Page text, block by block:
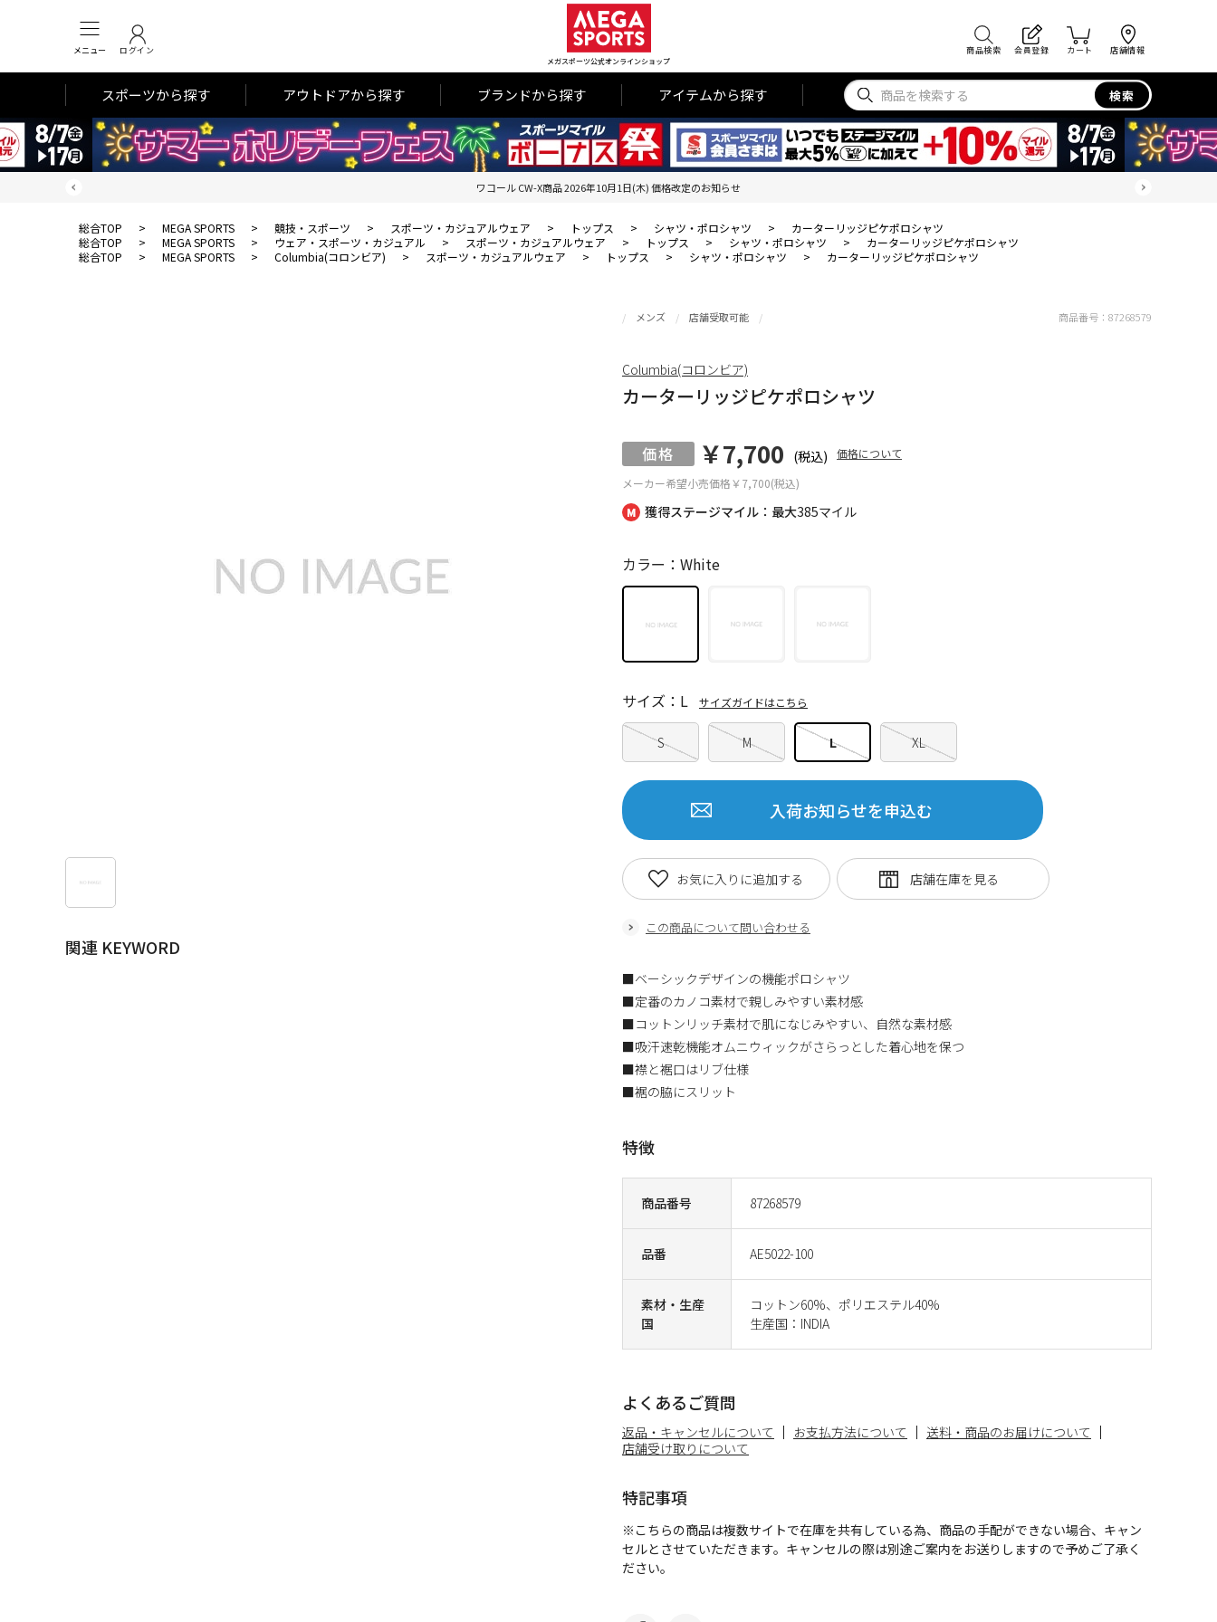
メニュー ログイン
メガスポーツ公式オンラインショップ
商品検索 会員登録 カート 店舗情報
スポーツから探す アウトドアから探す ブランドから探す アイテムから探す 検索
ワコール CW-X商品 2026年10月1日(木) 価格改定のお知らせ
総合TOP > MEGA SPORTS > 競技・スポーツ > スポーツ・カジュアルウェア > トップス > シャツ・ポロシャツ >
カーターリッジピケポロシャツ
総合TOP
> MEGA SPORTS > ウェア・スポーツ・カジュアル > スポーツ・カジュアルウェア > トップス > シャツ・ポロシャツ >
カーターリッジピケポロシャツ
総合TOP
> MEGA SPORTS > Columbia(コロンビア) > スポーツ・カジュアルウェア > トップス > シャツ・ポロシャツ > カーターリッジピケポロシャツ
関連 KEYWORD
獲得ステージマイル：最大385マイル
メンズ 店舗受取可能
カーターリッジピケポロシャツ
メーカー希望小売価格￥7,700(税込)
￥7,700 (税込) 価格について
商品番号 87268579
品番 AE5022-100
素材・生産
国
コットン60%、ポリエステル40%
生産国：INDIA
カラー：White
S M L XL
サイズ：L サイズガイドはこちら
入荷お知らせを申込む
この商品について問い合わせる
お気に入りに追加する
商品番号： 87268579
Columbia(コロンビア)
■ベーシックデザインの機能ポロシャツ
■定番のカノコ素材で親しみやすい素材感
■コットンリッチ素材で肌になじみやすい、自然な素材感
■吸汗速乾機能オムニウィックがさらっとした着心地を保つ
■襟と裾口はリブ仕様
■裾の脇にスリット
特徴
よくあるご質問
返品・キャンセルについて お支払方法について
送料・商品のお届けについて
店舗受け取りについて
特記事項
※こちらの商品は複数サイトで在庫を共有している為、商品の手配ができない場合、キャン
セルとさせていただきます。キャンセルの際は別途ご案内をお送りしますので予めご了承く
ださい。